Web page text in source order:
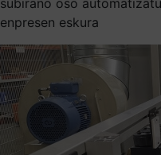
enpresen eskura